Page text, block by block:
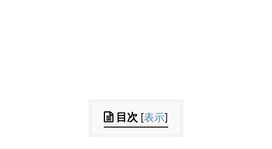
目次 [表示]